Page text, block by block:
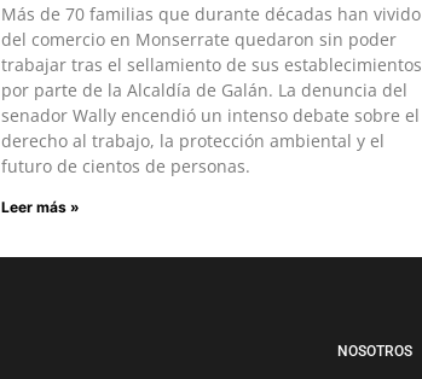
Más de 70 familias que durante décadas han vivido
del comercio en Monserrate quedaron sin poder
trabajar tras el sellamiento de sus establecimientos
por parte de la Alcaldía de Galán. La denuncia del
senador Wally encendió un intenso debate sobre el
derecho al trabajo, la protección ambiental y el
futuro de cientos de personas.
Leer más »
NOSOTROS